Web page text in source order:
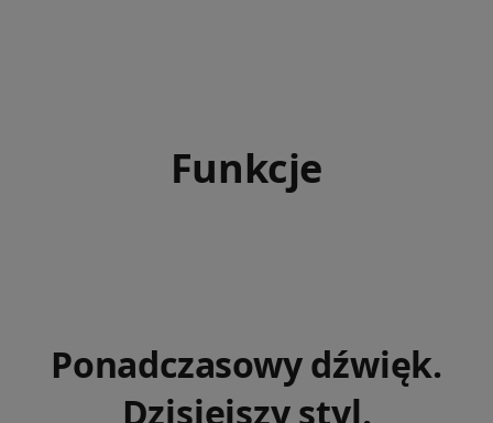
Funkcje
Ponadczasowy dźwięk.
Dzisiejszy styl.